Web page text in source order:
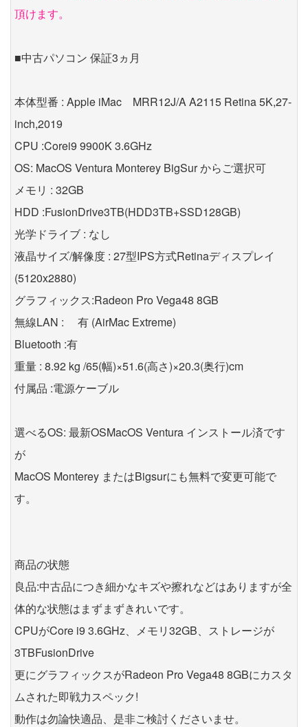
頂けます。
■中古パソコン 保証3ヵ月
本体型番 : Apple iMac MRR12J/A A2115 Retina 5K,27-
inch,2019
CPU :Corei9 9900K 3.6GHz
OS: MacOS Ventura Monterey BigSur からご選択可
メモリ : 32GB
HDD :FusionDrive3TB(HDD3TB+SSD128GB)
光学ドライブ : なし
液晶サイズ/解像度 : 27型IPS方式Retinaディスプレイ
(5120x2880)
グラフィックス:Radeon Pro Vega48 8GB
無線LAN : 有 (AirMac Extreme)
Bluetooth :有
重量 : 8.92 kg /65(幅)×51.6(高さ)×20.3(奥行)cm
付属品 :電源ケーブル
選べるOS: 最新OSMacOS Ventura インストール済です
が
MacOS Monterey またはBigsurにも無料で変更可能で
す。
商品の状態
良品:中古品につき細かなキズや擦れなどはありますが全
体的な状態はまずまずきれいです。
CPUがCore i9 3.6GHz、メモリ32GB、ストレージが
3TBFusionDrive
更にグラフィックスがRadeon Pro Vega48 8GBにカスタ
ムされた即戦力スペック!
動作は勿論快適品、是非ご検討くださいませ。